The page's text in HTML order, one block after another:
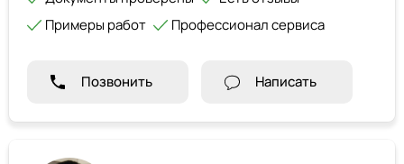
Примеры работ
Профессионал сервиса
Позвонить Написать